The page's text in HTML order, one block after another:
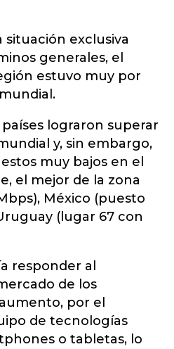
situación exclusiva
generales, el
estuvo muy por
lograron superar
y, sin embargo,
muy bajos en el
el mejor de la zona
México (puesto
(lugar 67 con
responder al
de los
por el
de tecnologías
o tabletas, lo